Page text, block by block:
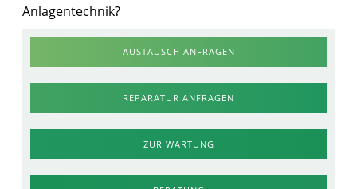
Anlagentechnik?
AUSTAUSCH ANFRAGEN
REPARATUR ANFRAGEN
ZUR WARTUNG